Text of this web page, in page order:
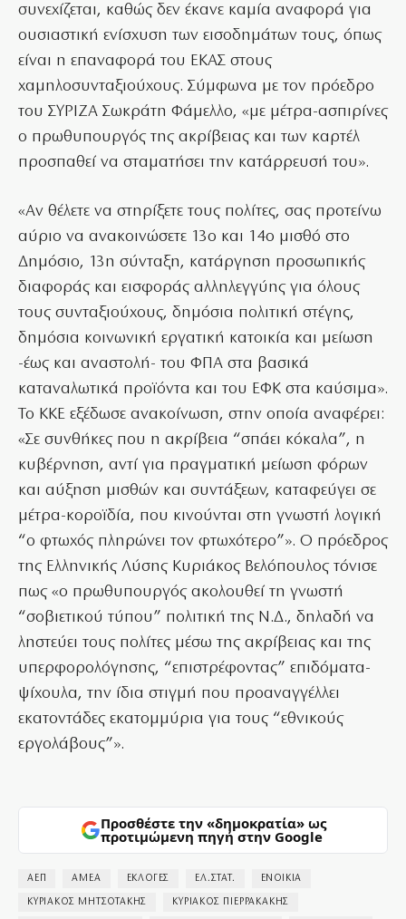
συνεχίζεται, καθώς δεν έκανε καμία αναφορά για
ουσιαστική ενίσχυση των εισοδημάτων τους, όπως
είναι η επαναφορά του ΕΚΑΣ στους
χαμηλοσυνταξιούχους. Σύμφωνα με τον πρόεδρο
του ΣΥΡΙΖΑ Σωκράτη Φάμελλο, «με μέτρα-ασπιρίνες
ο πρωθυπουργός της ακρίβειας και των καρτέλ
προσπαθεί να σταματήσει την κατάρρευσή του».
«Αν θέλετε να στηρίξετε τους πολίτες, σας προτείνω
αύριο να ανακοινώσετε 13ο και 14ο μισθό στο
Δημόσιο, 13η σύνταξη, κατάργηση προσωπικής
διαφοράς και εισφοράς αλληλεγγύης για όλους
τους συνταξιούχους, δημόσια πολιτική στέγης,
δημόσια κοινωνική εργατική κατοικία και μείωση
-έως και αναστολή- του ΦΠΑ στα βασικά
καταναλωτικά προϊόντα και του ΕΦΚ στα καύσιμα».
Το ΚΚΕ εξέδωσε ανακοίνωση, στην οποία αναφέρει:
«Σε συνθήκες που η ακρίβεια “σπάει κόκαλα”, η
κυβέρνηση, αντί για πραγματική μείωση φόρων
και αύξηση μισθών και συντάξεων, καταφεύγει σε
μέτρα-κοροϊδία, που κινούνται στη γνωστή λογική
“ο φτωχός πληρώνει τον φτωχότερο”». Ο πρόεδρος
της Ελληνικής Λύσης Κυριάκος Βελόπουλος τόνισε
πως «ο πρωθυπουργός ακολουθεί τη γνωστή
“σοβιετικού τύπου” πολιτική της Ν.Δ., δηλαδή να
ληστεύει τους πολίτες μέσω της ακρίβειας και της
υπερφορολόγησης, “επιστρέφοντας” επιδόματα-
ψίχουλα, την ίδια στιγμή που προαναγγέλλει
εκατοντάδες εκατομμύρια για τους “εθνικούς
εργολάβους”».
Προσθέστε την «δημοκρατία» ως
προτιμώμενη πηγή στην Google
ΑΕΠ ΑΜΕΑ ΕΚΛΟΓΕΣ ΕΛ.ΣΤΑΤ. ΕΝΟΙΚΙΑ
ΚΥΡΙΑΚΟΣ ΜΗΤΣΟΤΑΚΗΣ ΚΥΡΙΑΚΟΣ ΠΙΕΡΡΑΚΑΚΗΣ